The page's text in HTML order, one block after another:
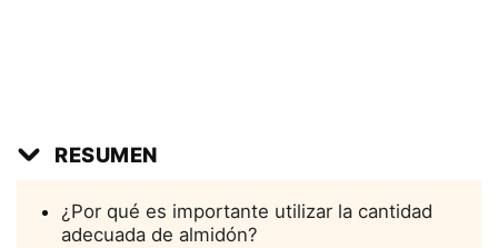
RESUMEN
¿Por qué es importante utilizar la cantidad
adecuada de almidón?